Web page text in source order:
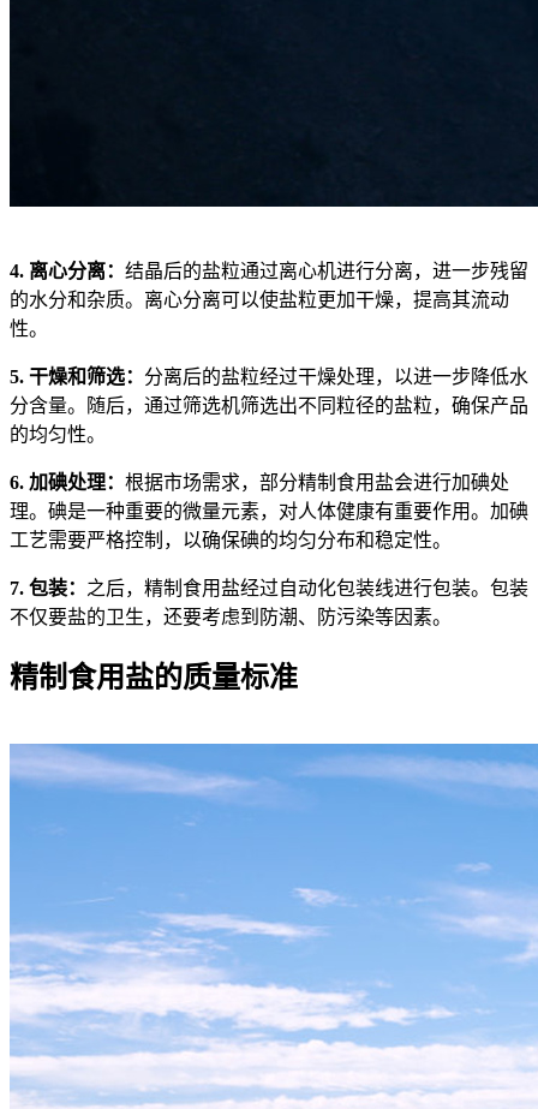
4. 离心分离： 结晶后的盐粒通过离心机进行分离，进一步残留
的水分和杂质。离心分离可以使盐粒更加干燥，提高其流动
性。
5. 干燥和筛选： 分离后的盐粒经过干燥处理，以进一步降低水
分含量。随后，通过筛选机筛选出不同粒径的盐粒，确保产品
的均匀性。
6. 加碘处理： 根据市场需求，部分精制食用盐会进行加碘处
理。碘是一种重要的微量元素，对人体健康有重要作用。加碘
工艺需要严格控制，以确保碘的均匀分布和稳定性。
7. 包装： 之后，精制食用盐经过自动化包装线进行包装。包装
不仅要盐的卫生，还要考虑到防潮、防污染等因素。
精制食用盐的质量标准